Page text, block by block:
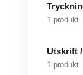
1 produkt
Utskrift
1 produkt